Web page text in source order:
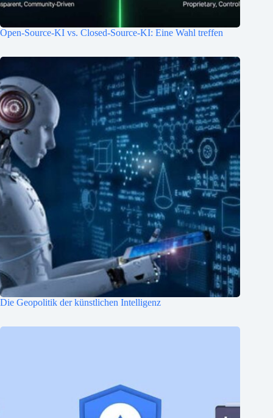
Open-Source-KI vs. Closed-Source-KI: Eine Wahl treffen
Die Geopolitik der künstlichen Intelligenz